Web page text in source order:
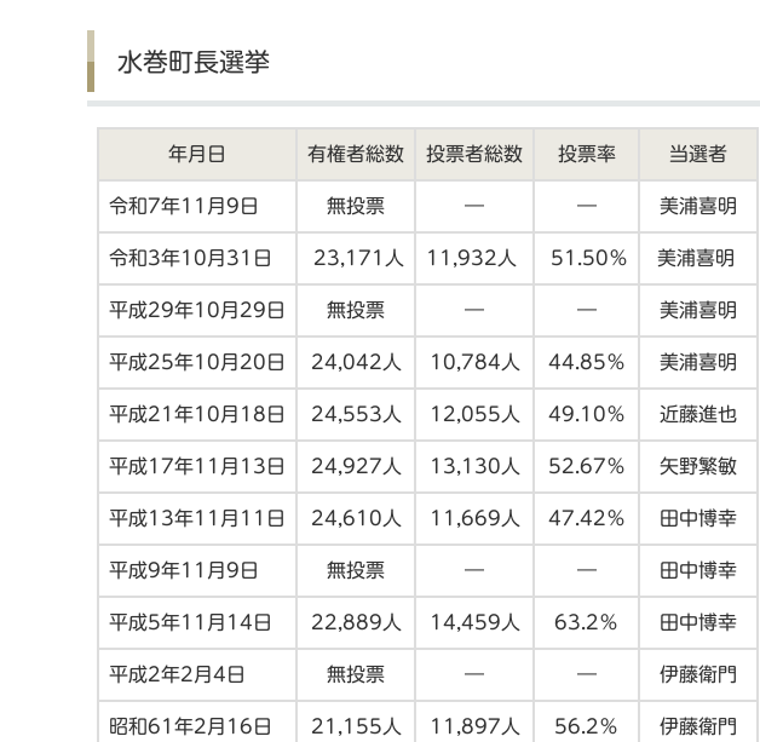
水巻町長選挙
年月日 有権者総数 投票者総数 投票率 当選者
令和7年11月9日 無投票 ― ― 美浦喜明
令和3年10月31日 23,171人 11,932人 51.50％ 美浦喜明
平成29年10月29日 無投票 ― ― 美浦喜明
平成25年10月20日 24,042人 10,784人 44.85％ 美浦喜明
平成21年10月18日 24,553人 12,055人 49.10％ 近藤進也
平成17年11月13日 24,927人 13,130人 52.67％ 矢野繁敏
平成13年11月11日 24,610人 11,669人 47.42％ 田中博幸
平成9年11月9日 無投票 ― ― 田中博幸
平成5年11月14日 22,889人 14,459人 63.2％ 田中博幸
平成2年2月4日 無投票 ― ― 伊藤衛門
昭和61年2月16日 21,155人 11,897人 56.2％ 伊藤衛門